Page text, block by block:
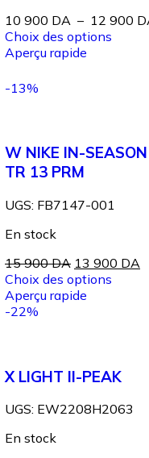
10 900 DA – 12 900
Choix des options
Aperçu rapide
-13%
W NIKE IN-SEASON
TR 13 PRM
UGS: FB7147-001
En stock
15 900DA 13 900 DA
Choix des options
Aperçu rapide
-22%
X LIGHT II-PEAK
UGS: EW2208H2063
En stock